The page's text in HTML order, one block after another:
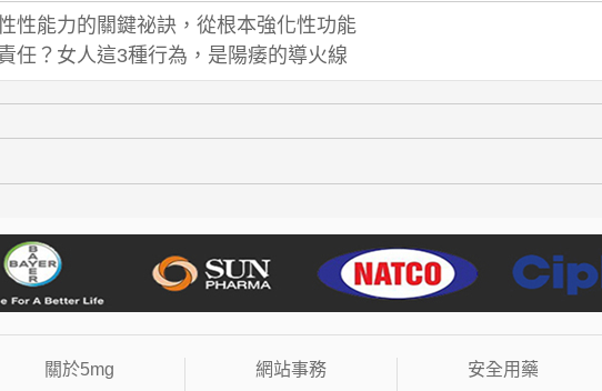
性能力的關鍵祕訣，從根本強化性功能
任？女人這3種行為，是陽痿的導火線
關於5mg 網站事務 安全用藥